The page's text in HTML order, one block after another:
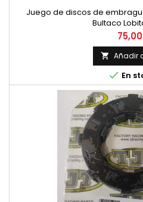
Juego de discos de
Bultaco
Precio
 Añadir
 En